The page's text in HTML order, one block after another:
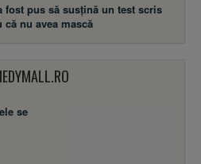
fost pus să susţină un test scris
că nu avea mască
se